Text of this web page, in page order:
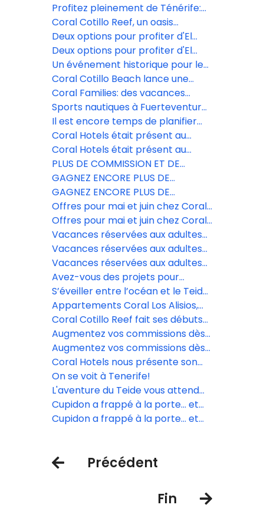
Profitez pleinement de Ténérife:
Espaces, divertissement et plage
avec Coral Hotels
Coral Cotillo Reef, un oasis
d'exclusivité et de connexion avec
la nature
Deux options pour profiter d'El
Cotillo avec 10 % de réduction
Deux options pour profiter d'El
Cotillo avec 10 % de réduction
Un événement historique pour le
football féminin dans les îles
Canarie.
Coral Cotillo Beach lance une
promotion spéciale avec des
réductions allant jusqu'à 15%.
Coral Families: des vacances
conçues pour profiter en famille à
Tenerife.
Sports nautiques à Fuerteventura:
découvrez El Cotillo
Il est encore temps de planifier
l'été de vos clients au meilleur prix.
☀️
Coral Hotels était présent au
Salon des Vacances de El Corte
Inglés à Grande Canarie.
Coral Hotels était présent au
Salon des Vacances de El Corte
Inglés à Grande Canarie.
PLUS DE COMMISSION ET DE
RÉDUCTIONS AVEC CORAL HOTELS
EN CE MOIS DE MAI ET JUIN!
GAGNEZ ENCORE PLUS DE
COMMISSIONS AVEC CORAL
HOTELS EN MAI ET JUIN!
GAGNEZ ENCORE PLUS DE
COMMISSIONS AVEC CORAL
HOTELS EN MAI ET JUIN!
Offres pour mai et juin chez Coral
Hotels, avec 10 % de réduction
Offres pour mai et juin chez Coral
Hotels, avec 10 % de réduction
Vacances réservées aux adultes
dans le sud de Tenerife.
Vacances réservées aux adultes
dans le sud de Tenerife.
Vacances réservées aux adultes
dans le sud de Tenerife.
Avez-vous des projets pour
Pâques? Venez découvrir le
printemps des Canaries
S’éveiller entre l’océan et le Teide:
une expérience inoubliable à Coral
Villas La Quinta
Appartements Coral Los Alisios,
une valeur sûre pour tout type de
voyageurs.
Coral Cotillo Reef fait ses débuts
en tant que nouvelle proposition
exclusive à Fuerteventura.
Augmentez vos commissions dès
maintenant avec Coral Hotels!
Augmentez vos commissions dès
maintenant avec Coral Hotels!
Coral Hotels nous présente son
nouvel hôtel à Fuerteventura: le
Coral Cotillo Reef
On se voit à Tenerife!
L'aventure du Teide vous attend
avec des paysages magnifiques.
Cupidon a frappé à la porte… et
Coral Hotels a répondu avec une
Cupidon a frappé à la porte… et
Précédent
Fin